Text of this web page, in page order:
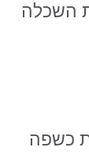
השכלה
כשפה